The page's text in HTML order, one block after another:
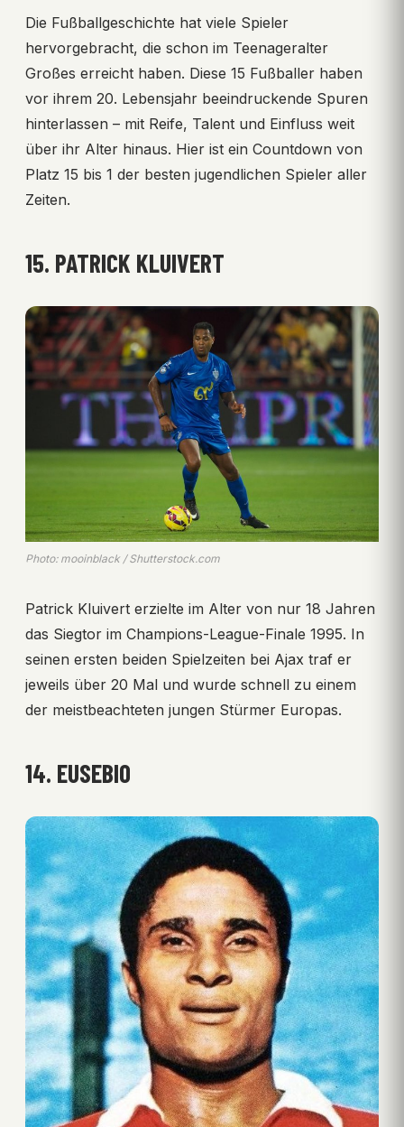
Die Fußballgeschichte hat viele Spieler
hervorgebracht, die schon im Teenageralter
Großes erreicht haben. Diese 15 Fußballer haben
vor ihrem 20. Lebensjahr beeindruckende Spuren
hinterlassen – mit Reife, Talent und Einfluss weit
über ihr Alter hinaus. Hier ist ein Countdown von
Platz 15 bis 1 der besten jugendlichen Spieler aller
Zeiten.
15. PATRICK KLUIVERT
Photo: mooinblack / Shutterstock.com
Patrick Kluivert erzielte im Alter von nur 18 Jahren
das Siegtor im Champions-League-Finale 1995. In
seinen ersten beiden Spielzeiten bei Ajax traf er
jeweils über 20 Mal und wurde schnell zu einem
der meistbeachteten jungen Stürmer Europas.
14. EUSEBIO